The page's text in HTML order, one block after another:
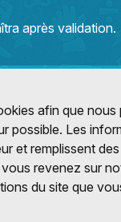
après validation.
afin que
possible. Les
et remplissent
revenez sur
du site que